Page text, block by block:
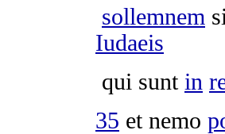
sollemnem
Iudaeis
qui sunt in
35 et nemo